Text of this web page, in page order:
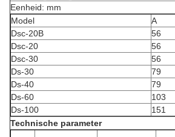
Eenheid: mm
Model
A
Dsc-20B
56
Dsc-20
56
Dsc-30
56
Ds-30
79
Ds-40
79
Ds-60
103
Ds-100
151
Technische parameter